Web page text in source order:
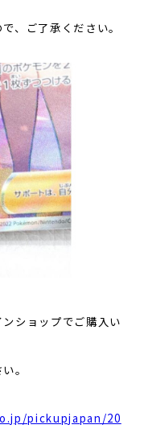
、ご了承ください。
ショップでご購入い
。
pickupjapan/20